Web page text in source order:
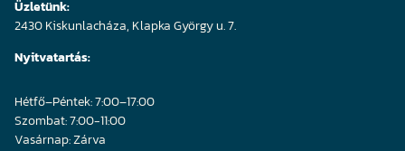
Üzletünk:
2430 Kiskunlacháza, Klapka György u. 7.
Nyitvatartás:
Hétfő–Péntek: 7:00–17:00
Szombat: 7:00-11:00
Vasárnap: Zárva